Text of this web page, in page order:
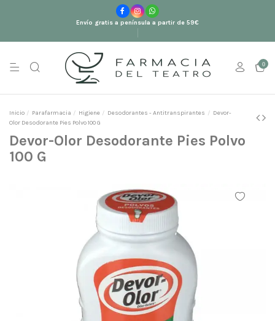
Envío gratis a península a partir de 59€
0
Inicio Parafarmacia Higiene Desodorantes - Antitranspirantes
Devor-
Olor Desodorante Pies Polvo 100 G
Devor-Olor Desodorante Pies Polvo
100 G